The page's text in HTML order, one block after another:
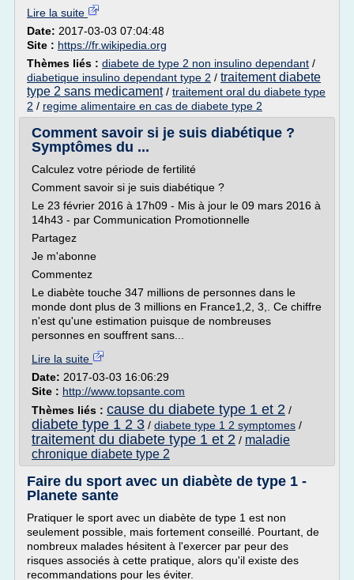
Lire la suite
Date: 2017-03-03 07:04:48
Site : https://fr.wikipedia.org
Thèmes liés : diabete de type 2 non insulino dependant /
diabetique insulino dependant type 2 / traitement diabete
type 2 sans medicament/ traitement oral du diabete type
2 / regime alimentaire en cas de diabete type 2
Comment savoir si je suis diabétique ?
Symptômes du ...
Calculez votre période de fertilité
Comment savoir si je suis diabétique ?
Le 23 février 2016 à 17h09 - Mis à jour le 09 mars 2016 à
14h43 - par Communication Promotionnelle
Partagez
Je m'abonne
Commentez
Le diabète touche 347 millions de personnes dans le
monde dont plus de 3 millions en France1,2, 3,. Ce chiffre
n'est qu'une estimation puisque de nombreuses
personnes en souffrent sans...
Lire la suite
Date: 2017-03-03 16:06:29
Site : http://www.topsante.com
Thèmes liés : cause du diabete type 1 et 2 /
diabete type 1 2 3 / diabete type 1 2 symptomes /
traitement du diabete type 1 et 2 / maladie
chronique diabete type 2
Faire du sport avec un diabète de type 1 -
Planete sante
Pratiquer le sport avec un diabète de type 1 est non
seulement possible, mais fortement conseillé. Pourtant, de
nombreux malades hésitent à l'exercer par peur des
risques associés à cette pratique, alors qu'il existe des
recommandations pour les éviter.